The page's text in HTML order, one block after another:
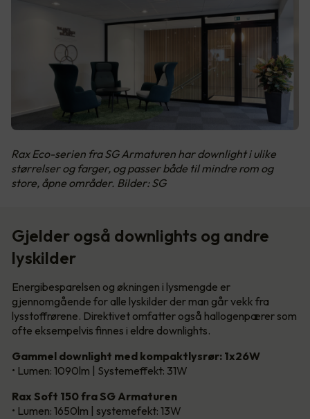
Rax Eco-serien fra SG Armaturen har downlight i ulike
størrelser og farger, og passer både til mindre rom og
store, åpne områder. Bilder: SG
Gjelder også downlights og andre
lyskilder
Energibesparelsen og økningen i lysmengde er
gjennomgående for alle lyskilder der man går vekk fra
lysstoffrørene. Direktivet omfatter også hallogenpærer som
ofte eksempelvis finnes i eldre downlights.
Gammel downlight med kompaktlysrør: 1x26W
• Lumen: 1090lm | Systemeffekt: 31W
Rax Soft 150 fra SG Armaturen
• Lumen: 1650lm | systemefekt: 13W